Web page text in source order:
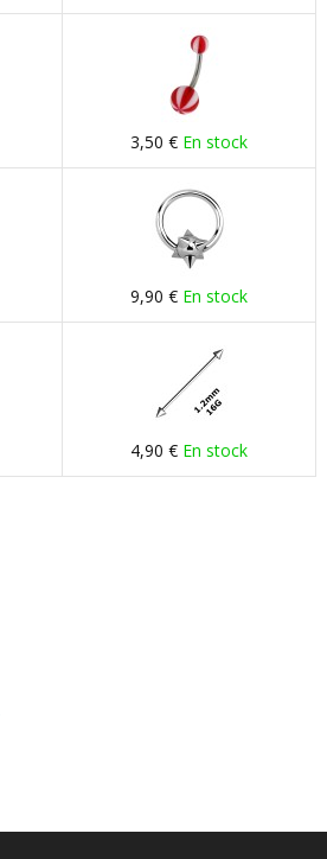
3,50 € En stock
9,90 € En stock
4,90 € En stock